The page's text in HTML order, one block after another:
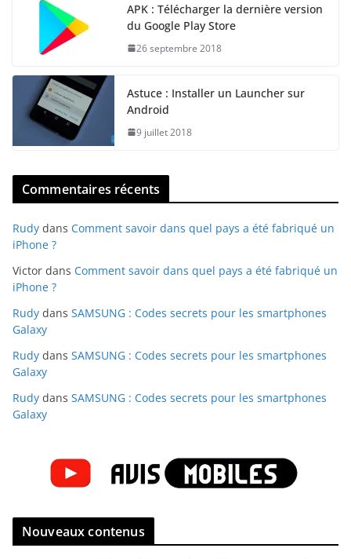
APK : Télécharger la dernière version
du Google Play Store
26 septembre 2018
Astuce : Installer un Launcher sur
Android
9 juillet 2018
Commentaires récents
Rudy dans Comment savoir dans quel pays a été fabriqué un
iPhone ?
Victor dans Comment savoir dans quel pays a été fabriqué un
iPhone ?
Rudy dans SAMSUNG : Codes secrets pour les smartphones
Galaxy
Rudy dans SAMSUNG : Codes secrets pour les smartphones
Galaxy
Rudy dans SAMSUNG : Codes secrets pour les smartphones
Galaxy
Nouveaux contenus